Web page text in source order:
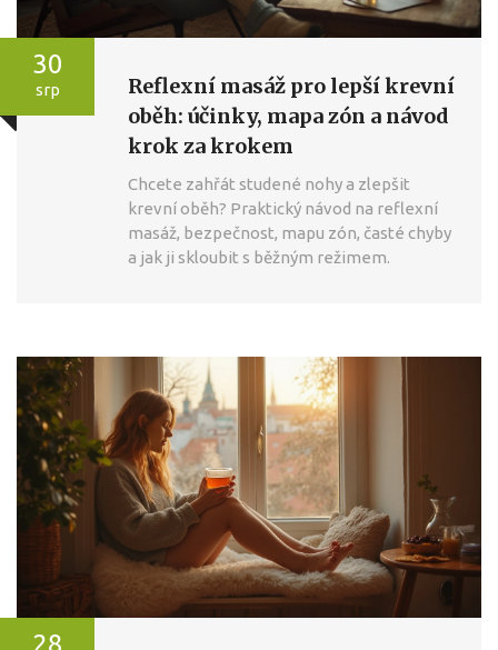
30
srp
Reflexní masáž pro lepší krevní
oběh: účinky, mapa zón a návod
krok za krokem
Chcete zahřát studené nohy a zlepšit
krevní oběh? Praktický návod na reflexní
masáž, bezpečnost, mapu zón, časté chyby
a jak ji skloubit s běžným režimem.
28